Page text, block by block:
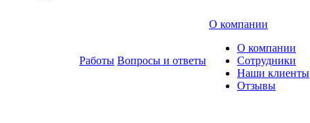
Работы Вопросы и ответы
О компании
О компании
Сотрудники
Наши клиенты
Отзывы